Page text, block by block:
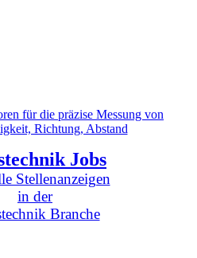
für die präzise Messung von
Richtung, Abstand
Jobs
Stellenanzeigen
in der
Branche